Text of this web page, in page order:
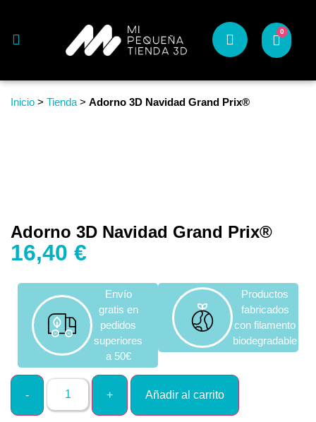
0
Inicio > Tienda > Adorno 3D Navidad Grand Prix®
Adorno 3D Navidad Grand Prix®
16,40 €
Envío
gratis en
pedidos
superiores
a 50€
Productos
fabricados
con filamento
biodegradable
Añadir al carrito